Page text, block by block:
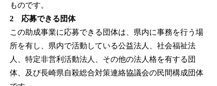
ものです。
2 応募できる団体
この助成事業に応募できる団体は、県内に事務を行う場
所を有し、県内で活動している公益法人、社会福祉法
人、特定非営利活動法人、その他の法人格を有する団
体、及び長崎県自殺総合対策連絡協議会の民間構成団体